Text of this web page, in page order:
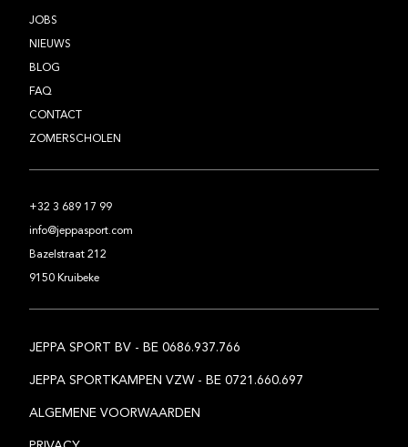
JOBS
NIEUWS
BLOG
FAQ
CONTACT
ZOMERSCHOLEN
+32 3 689 17 99
info@jeppasport.com
Bazelstraat 212
9150 Kruibeke
JEPPA SPORT BV - BE 0686.937.766
JEPPA SPORTKAMPEN VZW - BE 0721.660.697
ALGEMENE VOORWAARDEN